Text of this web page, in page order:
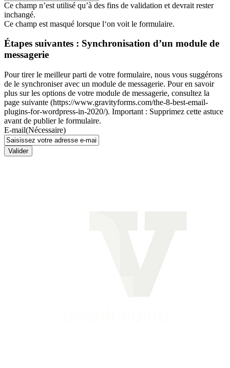
Ce champ n’est utilisé qu’à des fins de validation et devrait rester
inchangé.
Ce champ est masqué lorsque l‘on voit le formulaire.
Étapes suivantes : Synchronisation d’un module de
messagerie
Pour tirer le meilleur parti de votre formulaire, nous vous suggérons
de le synchroniser avec un module de messagerie. Pour en savoir
plus sur les options de votre module de messagerie, consultez la
page suivante (https://www.gravityforms.com/the-8-best-email-
plugins-for-wordpress-in-2020/). Important : Supprimez cette astuce
avant de publier le formulaire.
E-mail(Nécessaire)
Valider